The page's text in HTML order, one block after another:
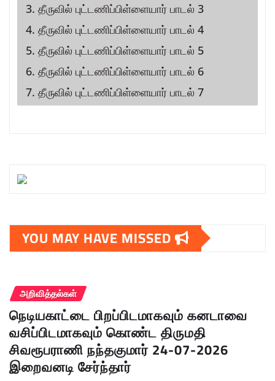
3. தீருவில் புட்டணிப்பிள்ளையார் பாடல் 3
4. தீருவில் புட்டணிப்பிள்ளையார் பாடல் 4
5. தீருவில் புட்டணிப்பிள்ளையார் பாடல் 5
6. தீருவில் புட்டணிப்பிள்ளையார் பாடல் 6
7. தீருவில் புட்டணிப்பிள்ளையார் பாடல் 7
YOU MAY HAVE MISSED
அறிவித்தல்கள்
நெடியகாட்டை பிறப்பிடமாகவும் கனடாவை
வசிப்பிடமாகவும் கொண்ட திருமதி
சிவரூபராணி நந்தகுமார் 24-07-2026
இறைவனடி சேர்ந்தார்